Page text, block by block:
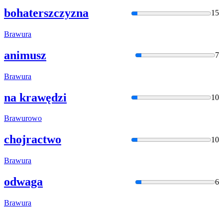
bohaterszczyzna 15
Brawura
animusz 7
Brawura
na krawędzi 10
Brawurowo
chojractwo 10
Brawura
odwaga 6
Brawura